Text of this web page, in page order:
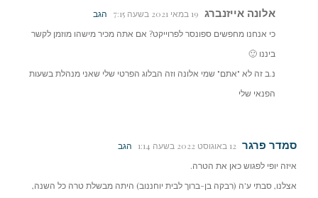
אלונה אייזנברג 19 במאי 2021 בשעה 7:15
הגב
כי אנחנו מחפשים ספונסר לפרוייקט? אם אתה מכיר מישהו מוזמן לקשר
ביננו 🙂
נ.ב זה לא "אתם" שמי אלונה וזה הבלוג הפרטי שלי שאני מנהלת בשעות
הפנאי שלי
סמדר פרגר 12 באוגוסט 2022 בשעה 1:14
הגב
איזה יופי לפגוש כאן את הטרה.
אצלנו, סבתי ע'ה (רבקה בן-ברוך לבית יוחננוב) היתה מבשלת טרה כל השנה,